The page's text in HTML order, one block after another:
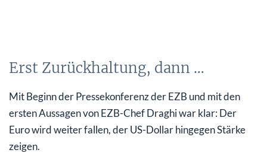
Erst Zurückhaltung, dann …
Mit Beginn der Pressekonferenz der EZB und mit den
ersten Aussagen von EZB-Chef Draghi war klar: Der
Euro wird weiter fallen, der US-Dollar hingegen Stärke
zeigen.